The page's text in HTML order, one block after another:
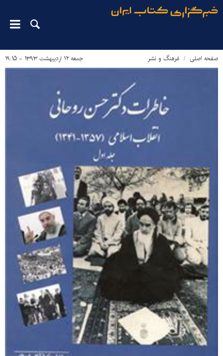
صفحه اصلی فرهنگ و نشر جمعه ۱۲ اردیبهشت ۱۳۹۳ - ۱۹:۱۵